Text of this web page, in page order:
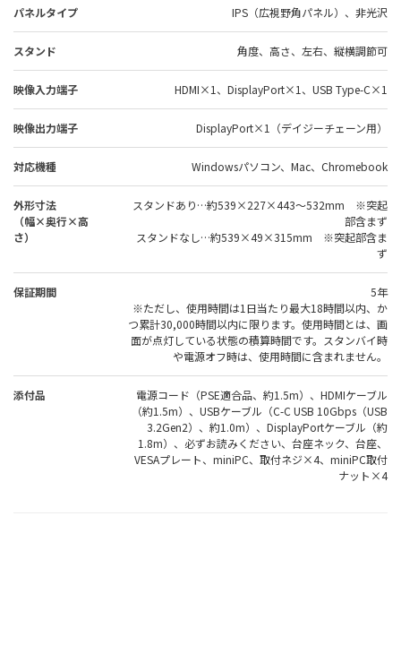
パネルタイプ IPS（広視野角パネル）、非光沢
スタンド 角度、高さ、左右、縦横調節可
映像入力端子 HDMI×1、DisplayPort×1、USB Type-C×1
映像出力端子 DisplayPort×1（デイジーチェーン用）
対応機種 Windowsパソコン、Mac、Chromebook
外形寸法
（幅×奥行×高
さ）
スタンドあり…約539×227×443～532mm ※突起
部含まず
スタンドなし…約539×49×315mm ※突起部含ま
ず
保証期間
5年
※ただし、使用時間は1日当たり最大18時間以内、か
つ累計30,000時間以内に限ります。使用時間とは、画
面が点灯している状態の積算時間です。スタンバイ時
や電源オフ時は、使用時間に含まれません。
添付品
電源コード（PSE適合品、約1.5m）、HDMIケーブル
（約1.5m）、USBケーブル（C-C USB 10Gbps（USB
3.2Gen2）、約1.0m）、DisplayPortケーブル（約
1.8m）、必ずお読みください、台座ネック、台座、
VESAプレート、miniPC、取付ネジ×4、miniPC取付
ナット×4